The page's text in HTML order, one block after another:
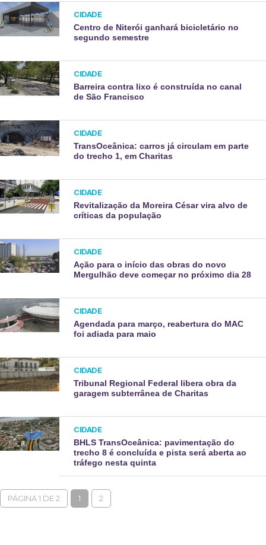
CIDADE
Centro de Niterói ganhará bicicletário no
segundo semestre
CIDADE
Barreira contra lixo é construída no canal
de São Francisco
CIDADE
TransOceânica: carros já circulam em parte
do trecho 1, em Charitas
CIDADE
Revitalização da Moreira César vira alvo de
críticas da população
CIDADE
Ação para o início das obras do novo
Mergulhão deve começar no próximo dia 28
CIDADE
Agendada para março, reabertura do MAC
foi adiada para maio
CIDADE
Tribunal Regional Federal libera obra da
garagem subterrânea de Charitas
CIDADE
BHLS TransOceânica: pavimentação do
trecho 8 é concluída e pista será aberta ao
tráfego nesta quinta
PÁGINA 1 DE 2 1 2